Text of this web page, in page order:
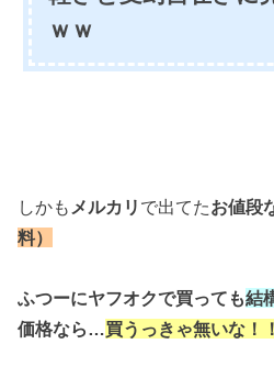
ｗｗ
しかも メルカリ で出てたお値段
料）
ふつーにヤフオクで買っても結
価格なら…買うっきゃ無いな！